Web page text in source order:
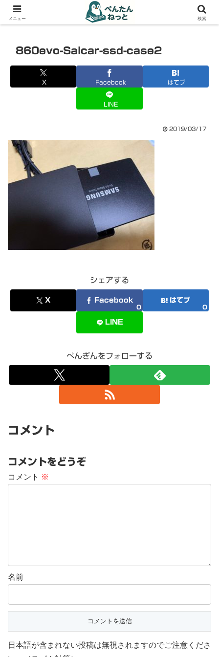
PCやガジェットの備忘録
860evo-Salcar-ssd-case2
X Facebook はてブ
LINE
2019/03/17
シェアする
X Facebook
0
はてブ
0
LINE
ぺんぎんをフォローする
コメント
コメントをどうぞ
コメント ※
名前
日本語が含まれない投稿は無視されますのでご注意くださ
メニュー 検索